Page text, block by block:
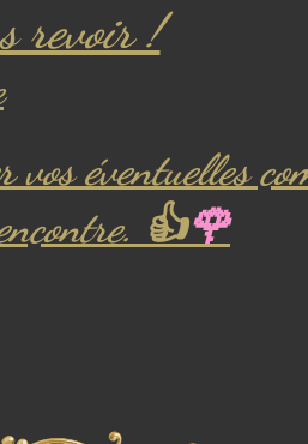
revoir !
éventuelles
👍🌹